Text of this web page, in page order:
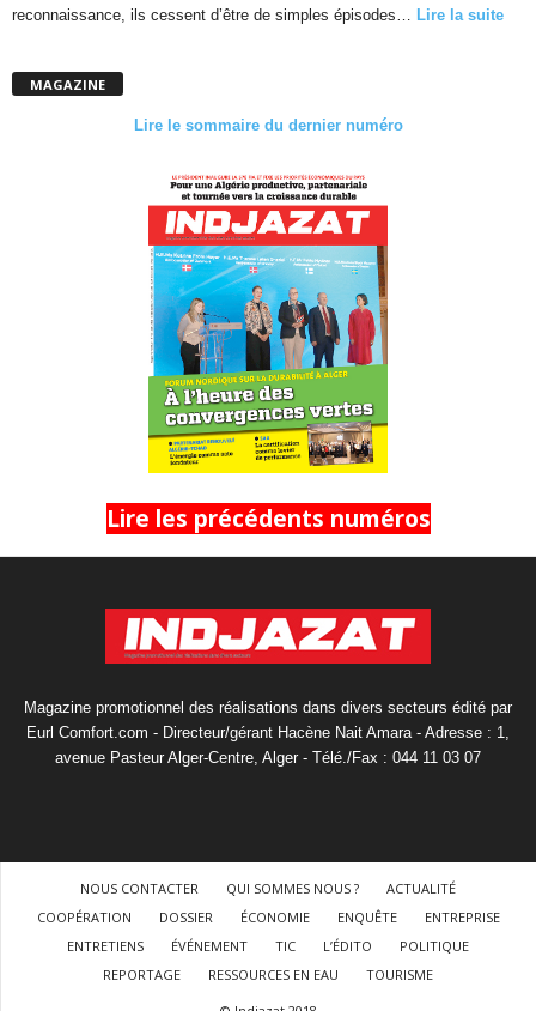
reconnaissance, ils cessent d’être de simples épisodes…
Lire la suite
MAGAZINE
Lire le sommaire du dernier numéro
Lire les précédents numéros
Magazine promotionnel des réalisations dans divers secteurs édité par
Eurl Comfort.com - Directeur/gérant Hacène Nait Amara - Adresse : 1,
avenue Pasteur Alger-Centre, Alger - Télé./Fax : 044 11 03 07
NOUS CONTACTER QUI SOMMES NOUS ?
ACTUALITÉ
COOPÉRATION
DOSSIER ÉCONOMIE ENQUÊTE
ENTREPRISE
ENTRETIENS
ÉVÉNEMENT TIC L’ÉDITO
POLITIQUE
REPORTAGE
RESSOURCES EN EAU
TOURISME